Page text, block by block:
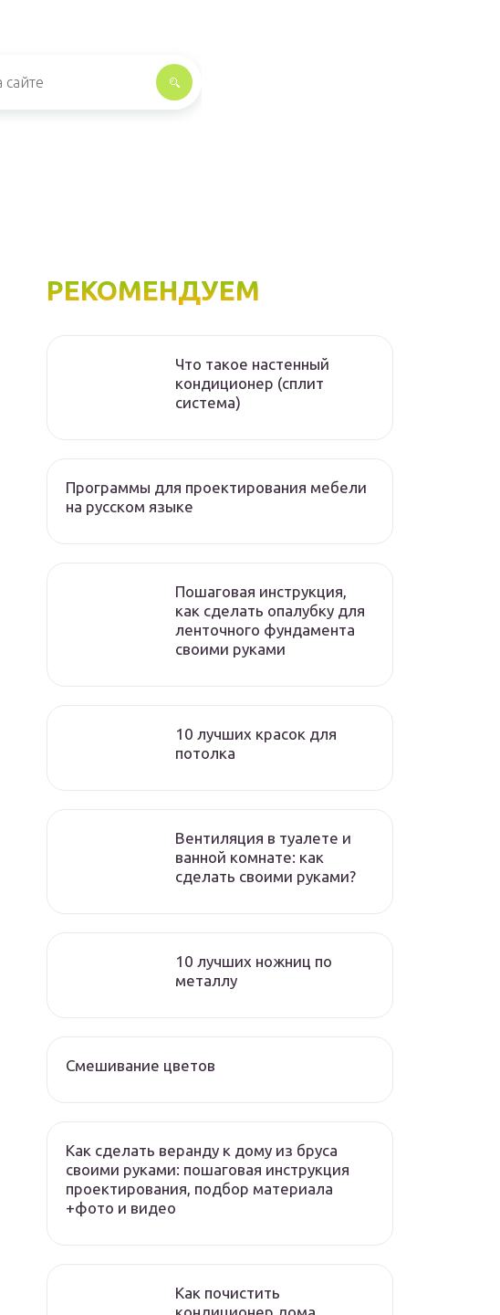
РЕКОМЕНДУЕМ
Что такое настенный
кондиционер (сплит
система)
Программы для проектирования мебели
на русском языке
Пошаговая инструкция,
как сделать опалубку для
ленточного фундамента
своими руками
10 лучших красок для
потолка
Вентиляция в туалете и
ванной комнате: как
сделать своими руками?
10 лучших ножниц по
металлу
Смешивание цветов
Как сделать веранду к дому из бруса
своими руками: пошаговая инструкция
проектирования, подбор материала
+фото и видео
Как почистить